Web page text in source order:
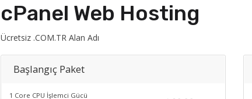
cPanel Web Hosting
Ücretsiz .COM.TR Alan Adı
Başlangıç Paket
1 Core CPU İşlemci Gücü